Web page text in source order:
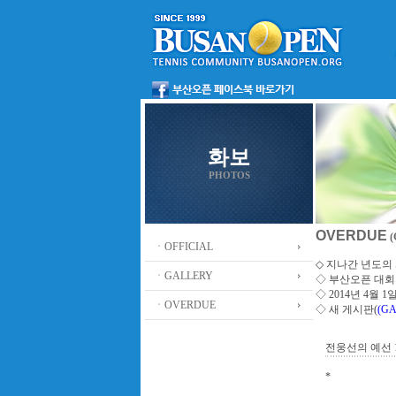
화보
PHOTOS
ㆍOFFICIAL
ㆍGALLERY
ㆍOVERDUE
OVERDUE
◇ 지나간 년도의
◇ 부산오픈 대
◇ 2014년 4월 1
◇ 새 게시판(
전웅선의 예선
*